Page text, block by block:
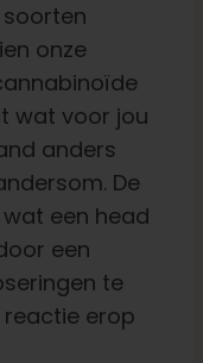
onze
wat voor jou
anders
De
een head
een
te
reactie erop